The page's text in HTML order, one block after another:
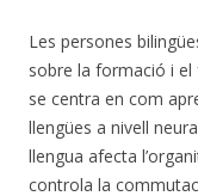
Les persones
sobre la formació i el
se centra en com
llengües a nivell
llengua afecta
controla la